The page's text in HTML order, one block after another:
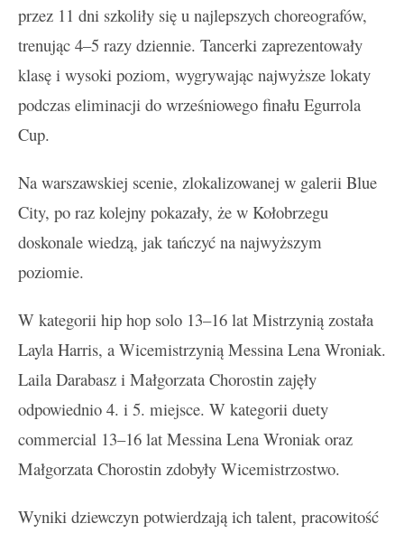
przez 11 dni szkoliły się u najlepszych choreografów,
trenując 4–5 razy dziennie. Tancerki zaprezentowały
klasę i wysoki poziom, wygrywając najwyższe lokaty
podczas eliminacji do wrześniowego finału Egurrola
Cup.
Na warszawskiej scenie, zlokalizowanej w galerii Blue
City, po raz kolejny pokazały, że w Kołobrzegu
doskonale wiedzą, jak tańczyć na najwyższym
poziomie.
W kategorii hip hop solo 13–16 lat Mistrzynią została
Layla Harris, a Wicemistrzynią Messina Lena Wroniak.
Laila Darabasz i Małgorzata Chorostin zajęły
odpowiednio 4. i 5. miejsce. W kategorii duety
commercial 13–16 lat Messina Lena Wroniak oraz
Małgorzata Chorostin zdobyły Wicemistrzostwo.
Wyniki dziewczyn potwierdzają ich talent, pracowitość